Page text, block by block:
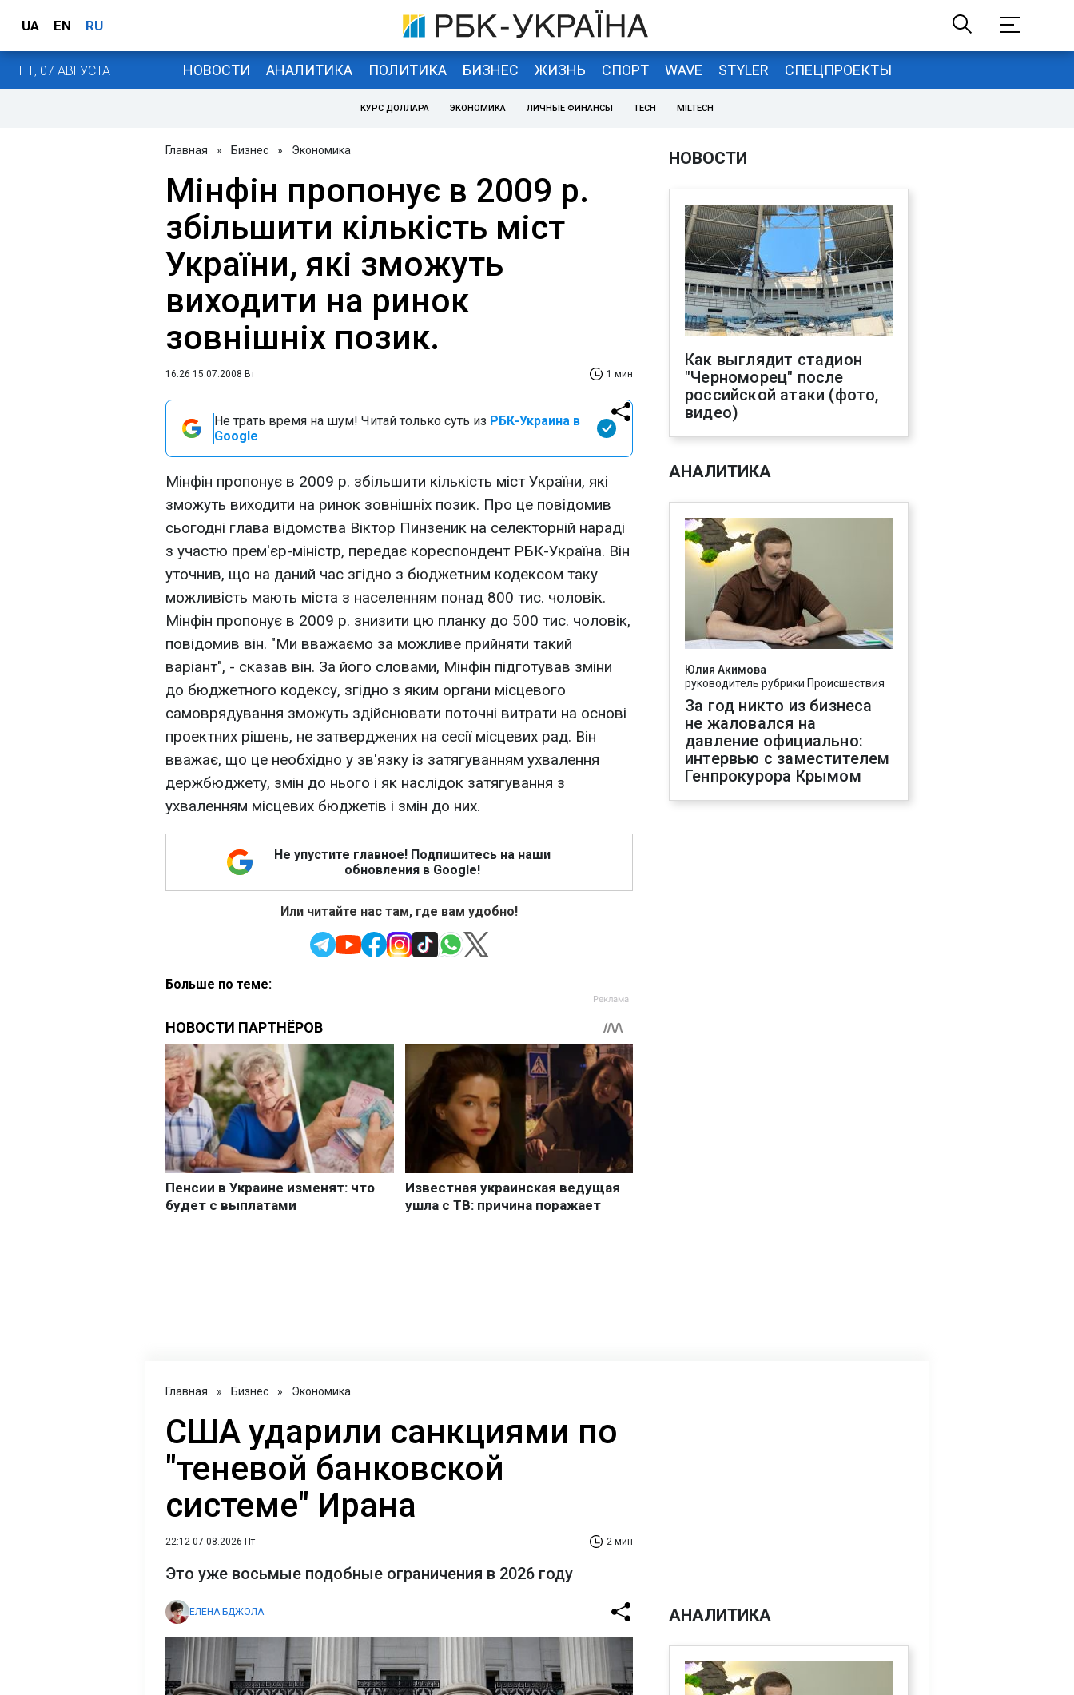
UA EN RU
ПТ, 07 АВГУСТА НОВОСТИ АНАЛИТИКА ПОЛИТИКА БИЗНЕС ЖИЗНЬ СПОРТ WAVE STYLER СПЕЦПРОЕКТЫ
КУРС ДОЛЛАРА ЭКОНОМИКА ЛИЧНЫЕ ФИНАНСЫ TECH MILTECH
Главная » Бизнес » Экономика
Мінфін пропонує в 2009 р.
збільшити кількість міст
України, які зможуть
виходити на ринок
зовнішніх позик.
16:26 15.07.2008 Вт 1 мин
Не трать время на шум! Читай только суть из РБК-Украина в
Google
Мінфін пропонує в 2009 р. збільшити кількість міст України, які
зможуть виходити на ринок зовнішніх позик. Про це повідомив
сьогодні глава відомства Віктор Пинзеник на селекторній нараді
з участю прем'єр-міністр, передає кореспондент РБК-Україна. Він
уточнив, що на даний час згідно з бюджетним кодексом таку
можливість мають міста з населенням понад 800 тис. чоловік.
Мінфін пропонує в 2009 р. знизити цю планку до 500 тис. чоловік,
повідомив він. "Ми вважаємо за можливе прийняти такий
варіант", - сказав він. За його словами, Мінфін підготував зміни
до бюджетного кодексу, згідно з яким органи місцевого
самоврядування зможуть здійснювати поточні витрати на основі
проектних рішень, не затверджених на сесії місцевих рад. Він
вважає, що це необхідно у зв'язку із затягуванням ухвалення
держбюджету, змін до нього і як наслідок затягування з
ухваленням місцевих бюджетів і змін до них.
Не упустите главное! Подпишитесь на наши
обновления в Google!
Или читайте нас там, где вам удобно!
Больше по теме:
НОВОСТИ
Как выглядит стадион
"Черноморец" после
российской атаки (фото,
видео)
АНАЛИТИКА
Юлия Акимова
руководитель рубрики Происшествия
За год никто из бизнеса
не жаловался на
давление официально:
интервью с заместителем
Генпрокурора Крымом
Главная » Бизнес » Экономика
США ударили санкциями по
"теневой банковской
системе" Ирана
22:12 07.08.2026 Пт 2 мин
Это уже восьмые подобные ограничения в 2026 году
ЕЛЕНА БДЖОЛА АНАЛИТИКА